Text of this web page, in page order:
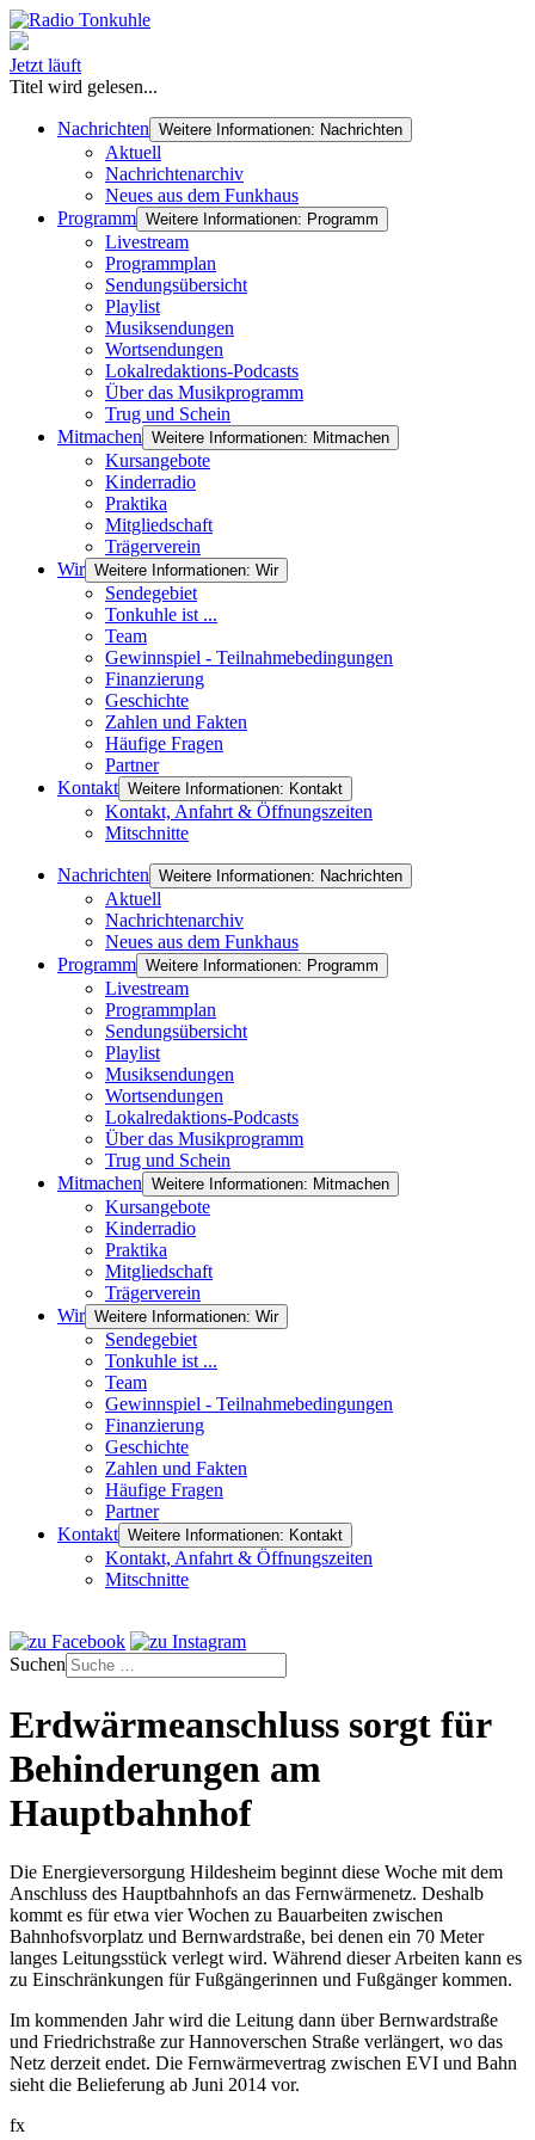
Jetzt läuft
Titel wird gelesen...
Nachrichten Weitere Informationen: Nachrichten
Aktuell
Nachrichtenarchiv
Neues aus dem Funkhaus
Programm Weitere Informationen: Programm
Livestream
Programmplan
Sendungsübersicht
Playlist
Musiksendungen
Wortsendungen
Lokalredaktions-Podcasts
Über das Musikprogramm
Trug und Schein
Mitmachen Weitere Informationen: Mitmachen
Kursangebote
Kinderradio
Praktika
Mitgliedschaft
Trägerverein
Wir Weitere Informationen: Wir
Sendegebiet
Tonkuhle ist ...
Team
Gewinnspiel - Teilnahmebedingungen
Finanzierung
Geschichte
Zahlen und Fakten
Häufige Fragen
Partner
Kontakt Weitere Informationen: Kontakt
Kontakt, Anfahrt & Öffnungszeiten
Mitschnitte
Nachrichten Weitere Informationen: Nachrichten
Aktuell
Nachrichtenarchiv
Neues aus dem Funkhaus
Programm Weitere Informationen: Programm
Livestream
Programmplan
Sendungsübersicht
Playlist
Musiksendungen
Wortsendungen
Lokalredaktions-Podcasts
Über das Musikprogramm
Trug und Schein
Mitmachen Weitere Informationen: Mitmachen
Kursangebote
Kinderradio
Praktika
Mitgliedschaft
Trägerverein
Wir Weitere Informationen: Wir
Sendegebiet
Tonkuhle ist ...
Team
Gewinnspiel - Teilnahmebedingungen
Finanzierung
Geschichte
Zahlen und Fakten
Häufige Fragen
Partner
Kontakt Weitere Informationen: Kontakt
Kontakt, Anfahrt & Öffnungszeiten
Mitschnitte
Suchen
Erdwärmeanschluss sorgt für
Behinderungen am
Hauptbahnhof
Die Energieversorgung Hildesheim beginnt diese Woche mit dem
Anschluss des Hauptbahnhofs an das Fernwärmenetz. Deshalb
kommt es für etwa vier Wochen zu Bauarbeiten zwischen
Bahnhofsvorplatz und Bernwardstraße, bei denen ein 70 Meter
langes Leitungsstück verlegt wird. Während dieser Arbeiten kann es
zu Einschränkungen für Fußgängerinnen und Fußgänger kommen.
Im kommenden Jahr wird die Leitung dann über Bernwardstraße
und Friedrichstraße zur Hannoverschen Straße verlängert, wo das
Netz derzeit endet. Die Fernwärmevertrag zwischen EVI und Bahn
sieht die Belieferung ab Juni 2014 vor.
fx